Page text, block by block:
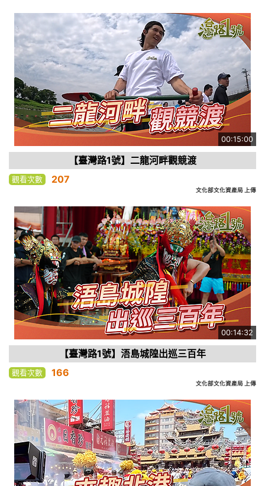
00:15:00
【臺灣路1號】二龍河畔觀競渡
觀看次數 207
文化部文化資產局 上傳
00:14:32
【臺灣路1號】浯島城隍出巡三百年
觀看次數 166
文化部文化資產局 上傳